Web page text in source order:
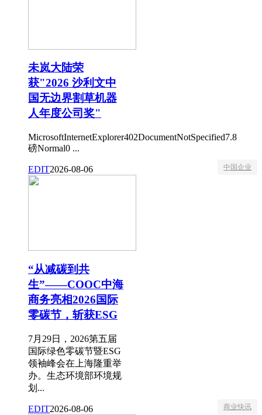
未岚大陆荣
获"2026 沙利文中
国无边界割草机器
人年度公司奖"
MicrosoftInternetExplorer402DocumentNotSpecified7.8
磅Normal0 ...
EDIT2026-08-06 中国企业
“从减碳到共
生”——COOC中海
商务亮相2026国际
零碳节，斩获ESG
7月29日，2026第五届
国际绿色零碳节暨ESG
领袖峰会在上海隆重举
办。生态环境部环境规
划...
EDIT2026-08-06 商业快讯